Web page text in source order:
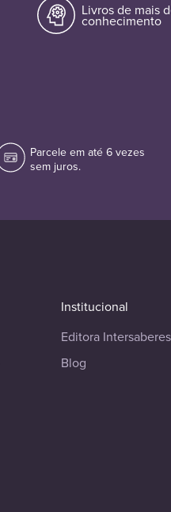
Livros de mais
conhecimento
Parcele em até 6 vezes
sem juros.
Institucional
Editora Intersaberes
Blog